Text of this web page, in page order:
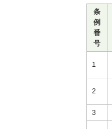
条
例
番
号
1
2
3